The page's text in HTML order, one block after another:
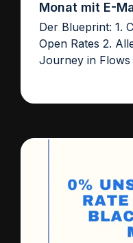
Monat mit E-
Der Blueprint: 1.
Open Rates 2.
Journey in Flows